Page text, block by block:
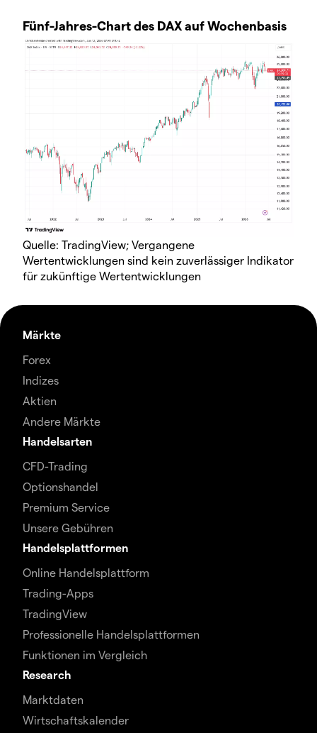
Fünf-Jahres-Chart des DAX auf Wochenbasis
Quelle: TradingView; Vergangene
Wertentwicklungen sind kein zuverlässiger Indikator
für zukünftige Wertentwicklungen
Märkte
Forex
Indizes
Aktien
Andere Märkte
Handelsarten
CFD-Trading
Optionshandel
Premium Service
Unsere Gebühren
Handelsplattformen
Online Handelsplattform
Trading-Apps
TradingView
Professionelle Handelsplattformen
Funktionen im Vergleich
Research
Marktdaten
Wirtschaftskalender